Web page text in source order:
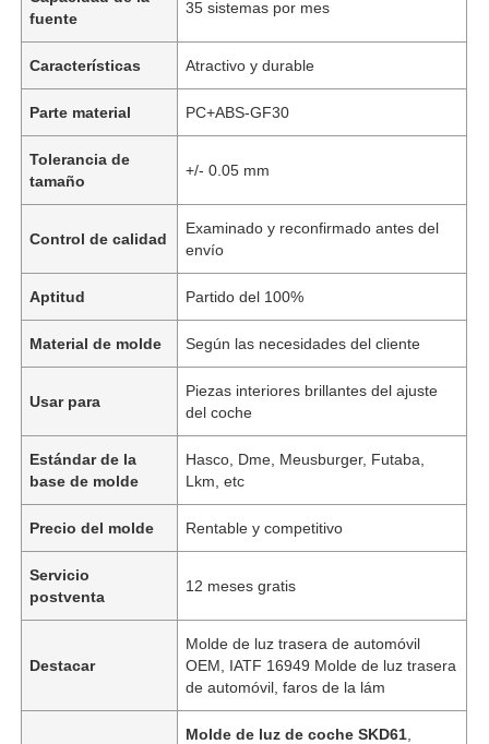
fuente
35 sistemas por mes
Características Atractivo y durable
Parte material PC+ABS-GF30
Tolerancia de
tamaño
+/- 0.05 mm
Control de calidad
Examinado y reconfirmado antes del
envío
Aptitud Partido del 100%
Material de molde Según las necesidades del cliente
Usar para
Piezas interiores brillantes del ajuste
del coche
Estándar de la
base de molde
Hasco, Dme, Meusburger, Futaba,
Lkm, etc
Precio del molde Rentable y competitivo
Servicio
postventa
12 meses gratis
Destacar
Molde de luz trasera de automóvil
OEM, IATF 16949 Molde de luz trasera
de automóvil, faros de la lám
Molde de luz de coche SKD61